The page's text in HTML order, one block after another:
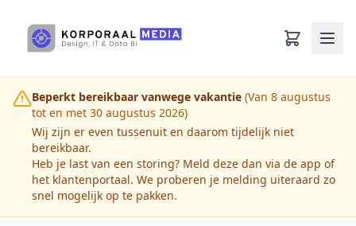
Beperkt bereikbaar vanwege vakantie (Van 8 augustus
tot en met 30 augustus 2026)
Wij zijn er even tussenuit en daarom tijdelijk niet
bereikbaar.
Heb je last van een storing? Meld deze dan via de app of
het klantenportaal. We proberen je melding uiteraard zo
snel mogelijk op te pakken.